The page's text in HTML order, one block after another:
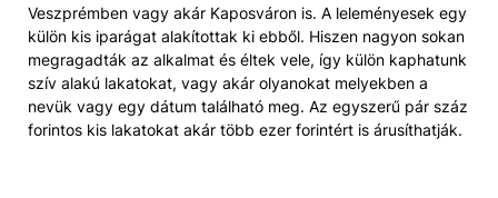
Veszprémben vagy akár Kaposváron is. A leleményesek egy
külön kis iparágat alakítottak ki ebből. Hiszen nagyon sokan
megragadták az alkalmat és éltek vele, így külön kaphatunk
szív alakú lakatokat, vagy akár olyanokat melyekben a
nevük vagy egy dátum található meg. Az egyszerű pár száz
forintos kis lakatokat akár több ezer forintért is árusíthatják.